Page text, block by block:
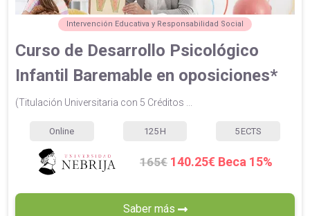
Intervención Educativa y Responsabilidad Social
Curso de Desarrollo Psicológico
Infantil Baremable en oposiciones*
(Titulación Universitaria con 5 Créditos ...
Online 125 H 5 ECTS
165€ 140.25€ Beca 15%
Saber más